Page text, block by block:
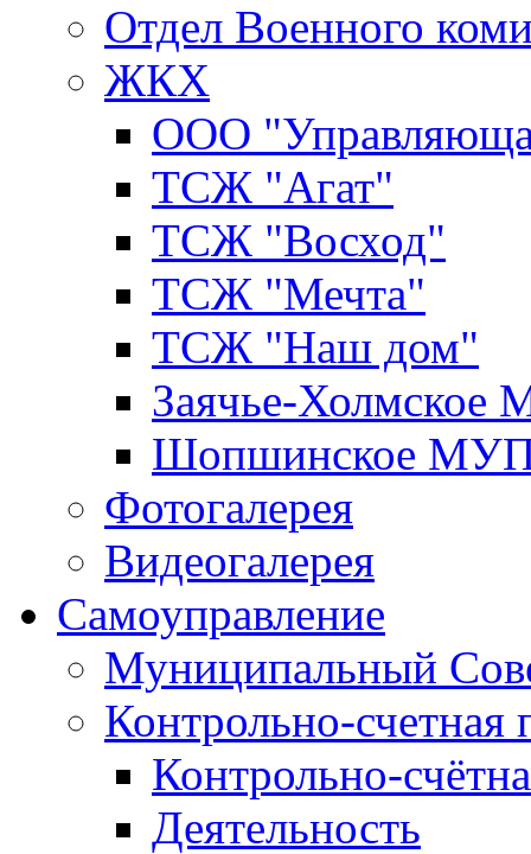
Отдел Военного
ЖКХ
ООО
ТСЖ "Агат"
ТСЖ "Восход"
ТСЖ "Мечта"
ТСЖ "Наш дом"
Заячье-
Шопшинское
Фотогалерея
Видеогалерея
Самоуправление
Муниципальный
Контрольно-счетная
Контрольно-
Деятельность